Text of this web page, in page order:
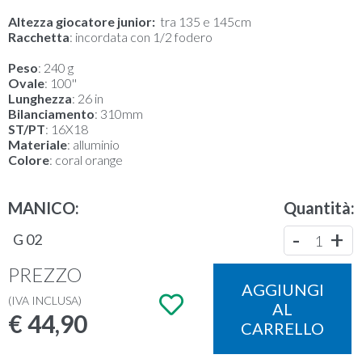
Altezza giocatore junior: tra 135 e 145cm
Racchetta: incordata con 1/2 fodero
Peso: 240 g
Ovale: 100''
Lunghezza: 26 in
Bilanciamento: 310mm
ST/PT: 16X18
Materiale: alluminio
Colore: coral orange
MANICO:
G 02
Quantità:
- 1 +
PREZZO
(IVA INCLUSA)
€44,90
AGGIUNGI
AL
CARRELLO